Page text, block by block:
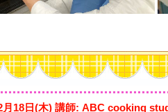
月18日(木) 講師: ABC cooking